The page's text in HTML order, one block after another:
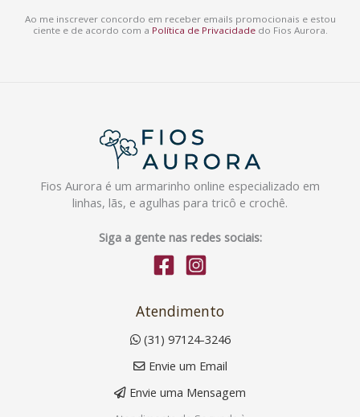
Ao me inscrever concordo em receber emails promocionais e estou
ciente e de acordo com a Política de Privacidadedo Fios Aurora.
Fios Aurora é um armarinho online especializado em
linhas, lãs, e agulhas para tricô e crochê.
Siga a gente nas redes sociais:
Atendimento
(31) 97124-3246
Envie um Email
Envie uma Mensagem